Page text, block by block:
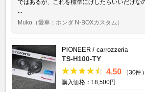
ではあるが、これを標準にけしたらいいだけな
Muko （愛車：ホンダ N-BOXカスタム）
PIONEER / carrozzeria
TS-H100-TY
4.50
（30件）
購入価格：18,500円